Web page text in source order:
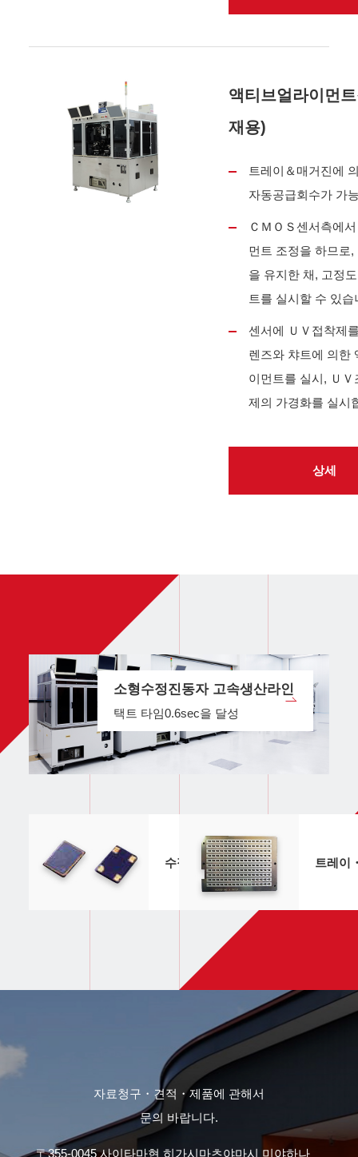
액티브얼라이먼
재용)
트레이＆매거진에
자동공급회수가 가
ＣＭＯＳ센서측에
먼트 조정을 하므로,
을 유지한 채, 고정
트를 실시할 수 있습
센서에 ＵＶ접착제
렌즈와 챠트에 의한
이먼트를 실시, ＵＶ
제의 가경화를 실시
상세
소형수정진동자 고속생산라인
택트 타임0.6sec을 달성
수정진동자외관・구조 트레이
자료청구・견적・제품에 관해서
문의 바랍니다.
〒355-0045 사이타마현 히가시마츠야마시 미야하나